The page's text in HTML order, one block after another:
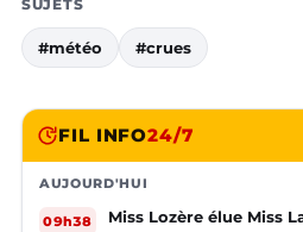
SUJETS
#météo #crues
FIL INFO24/7
AUJOURD'HUI
09h38 Miss Lozère élue Miss